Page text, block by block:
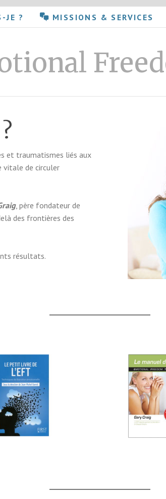
JE ? MISSIONS & SERVICES
et traumatismes liés aux
vitale de circuler
, père fondateur de
des frontières des
résultats.